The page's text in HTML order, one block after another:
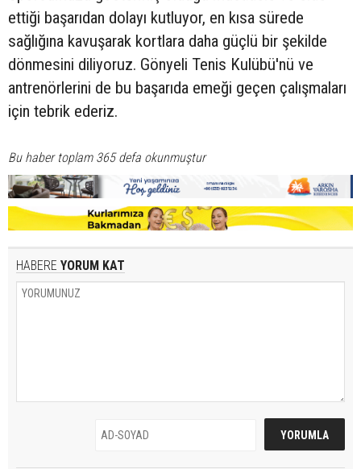
ettiği başarıdan dolayı kutluyor, en kısa sürede
sağlığına kavuşarak kortlara daha güçlü bir şekilde
dönmesini diliyoruz. Gönyeli Tenis Kulübü'nü ve
antrenörlerini de bu başarıda emeği geçen çalışmaları
için tebrik ederiz.
Bu haber toplam 365 defa okunmuştur
HABERE YORUM KAT